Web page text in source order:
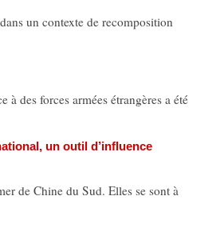
un contexte de recomposition
des forces armées étrangères a été
un outil d’influence
de Chine du Sud. Elles se sont à